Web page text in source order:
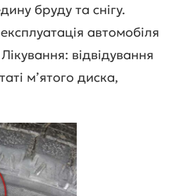
бруду та снігу.
автомобіля
відвідування
м’ятого диска,